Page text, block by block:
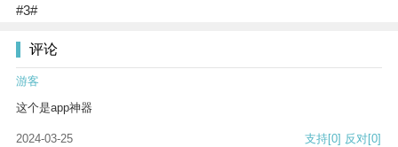
#3#
评论
游客
这个是app神器
2024-03-25 支持[0] 反对[0]